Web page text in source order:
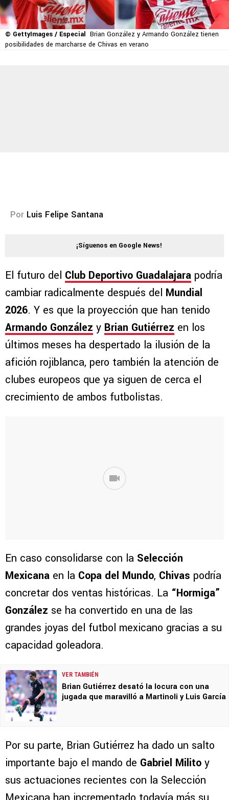
© GettyImages / Especial Brian González y Armando González tienen
posibilidades de marcharse de Chivas en verano
Por Luis Felipe Santana
¡Síguenos en Google News!
El futuro del Club Deportivo Guadalajara podría
cambiar radicalmente después del Mundial
2026. Y es que la proyección que han tenido
Armando González y Brian Gutiérrez en los
últimos meses ha despertado la ilusión de la
afición rojiblanca, pero también la atención de
clubes europeos que ya siguen de cerca el
crecimiento de ambos futbolistas.
En caso consolidarse con la Selección
Mexicana en la Copa del Mundo, Chivas podría
concretar dos ventas históricas. La “Hormiga”
González se ha convertido en una de las
grandes joyas del futbol mexicano gracias a su
capacidad goleadora.
VER TAMBIÉN
Brian Gutiérrez desató la locura con una
jugada que maravilló a Martinoli y Luis García
Por su parte, Brian Gutiérrez ha dado un salto
importante bajo el mando de Gabriel Milito y
sus actuaciones recientes con la Selección